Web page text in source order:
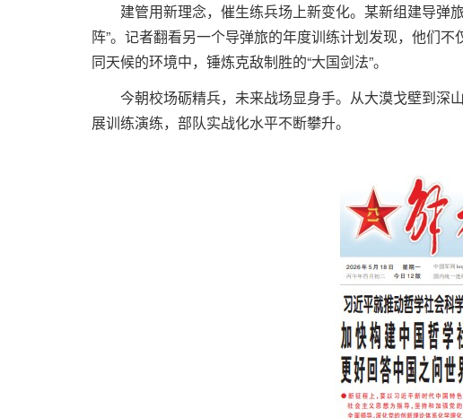
建管用新理念，催生练兵场上新变化。某新组建导弹
阵”。记者翻看另一个导弹旅的年度训练计划发现，他们
同天候的环境中，锤炼克敌制胜的“大国剑法”。
今朝校场砺精兵，未来战场显身手。从大漠戈壁到深
展训练演练，部队实战化水平不断攀升。